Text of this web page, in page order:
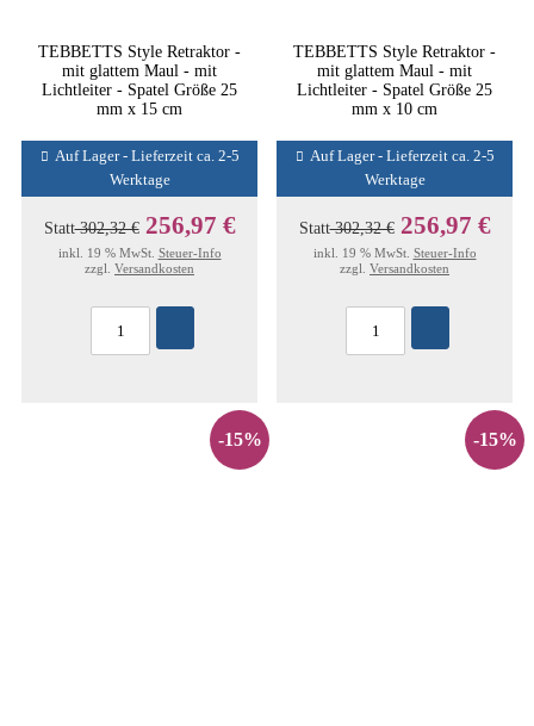
TEBBETTS Style Retraktor -
mit glattem Maul - mit
Lichtleiter - Spatel Größe 25
mm x 15 cm
Auf Lager - Lieferzeit ca. 2-5
Werktage
Statt302,32 € 256,97 €
inkl. 19 % MwSt. Steuer-Info
zzgl. Versandkosten
TEBBETTS Style Retraktor -
mit glattem Maul - mit
Lichtleiter - Spatel Größe 25
mm x 10 cm
Auf Lager - Lieferzeit ca. 2-5
Werktage
Statt302,32 € 256,97 €
inkl. 19 % MwSt. Steuer-Info
zzgl. Versandkosten
-15% -15%